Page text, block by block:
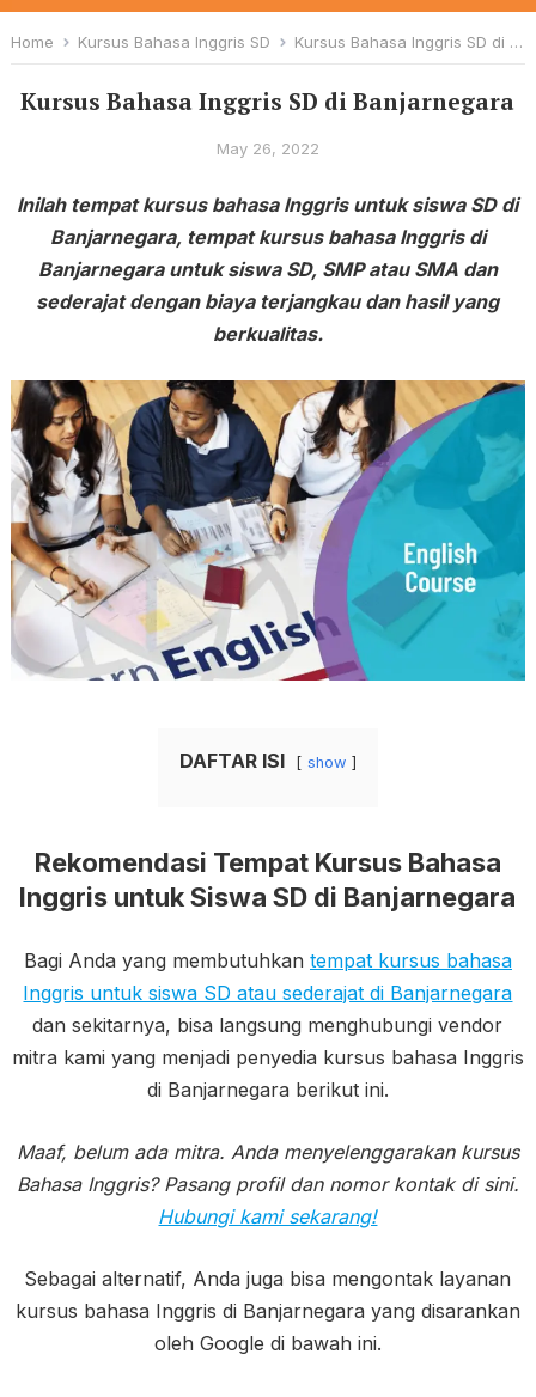
Home Kursus Bahasa Inggris SD Kursus Bahasa Inggris SD di Banjarnegara
Kursus Bahasa Inggris SD di Banjarnegara
May 26, 2022
Inilah tempat kursus bahasa Inggris untuk siswa SD di
Banjarnegara, tempat kursus bahasa Inggris di
Banjarnegara untuk siswa SD, SMP atau SMA dan
sederajat dengan biaya terjangkau dan hasil yang
berkualitas.
DAFTAR ISI show
Rekomendasi Tempat Kursus Bahasa
Inggris untuk Siswa SD di Banjarnegara
Bagi Anda yang membutuhkan tempat kursus bahasa
Inggris untuk siswa SD atau sederajat di Banjarnegara
dan sekitarnya, bisa langsung menghubungi vendor
mitra kami yang menjadi penyedia kursus bahasa Inggris
di Banjarnegara berikut ini.
Maaf, belum ada mitra. Anda menyelenggarakan kursus
Bahasa Inggris? Pasang profil dan nomor kontak di sini.
Hubungi kami sekarang!
Sebagai alternatif, Anda juga bisa mengontak layanan
kursus bahasa Inggris di Banjarnegara yang disarankan
oleh Google di bawah ini.